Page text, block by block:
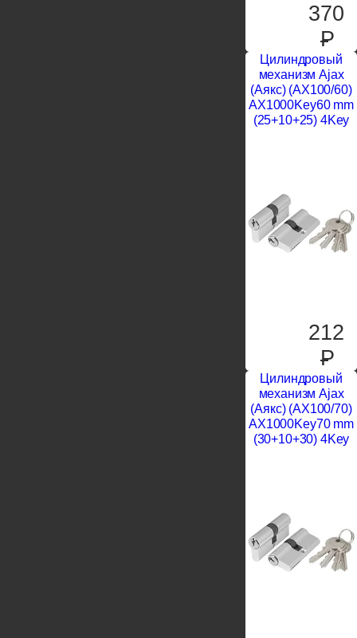
370
P
Цилиндровый
механизм Ajax
(Аякс) (AX100/60)
AX1000Key60 mm
(25+10+25) 4Key
212
P
Цилиндровый
механизм Ajax
(Аякс) (AX100/70)
AX1000Key70 mm
(30+10+30) 4Key